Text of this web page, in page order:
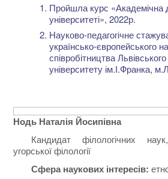
Пройшла курс «Академічна
університеті», 2022р.
Науково-педагогічне
українсько-європейського
співробітництва
університету ім.І.Франка,
Нодь Наталія Йосипівна
Кандидат філологічних
угорської філології
Сфера наукових інтересів: